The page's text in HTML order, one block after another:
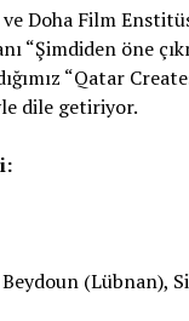
Doha Film
“Şimdiden öne
“Qatar
dile getiriyor.
(Lübnan),